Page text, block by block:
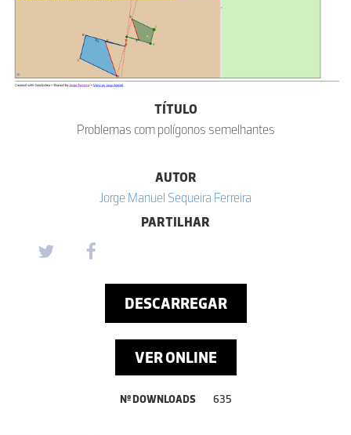
TÍTULO
Problemas com polígonos semelhantes
AUTOR
Jorge Manuel Sequeira Ferreira
PARTILHAR
DESCARREGAR
VER ONLINE
Nº DOWNLOADS 635